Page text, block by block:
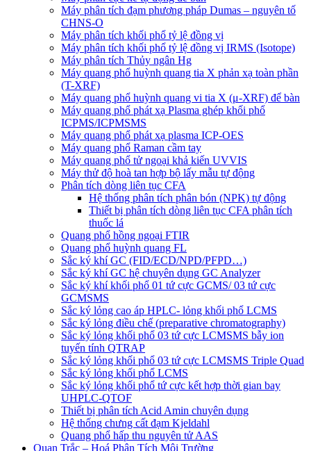
Máy phân tích đạm phương pháp Dumas – nguyên tố
CHNS-O
Máy phân tích khối phổ tỷ lệ đồng vị
Máy phân tích khối phổ tỷ lệ đồng vị IRMS (Isotope)
Máy phân tích Thủy ngân Hg
Máy quang phổ huỳnh quang tia X phản xạ toàn phần
(T-XRF)
Máy quang phổ huỳnh quang vi tia X (μ-XRF) để bàn
Máy quang phổ phát xạ Plasma ghép khối phổ
ICPMS/ICPMSMS
Máy quang phổ phát xạ plasma ICP-OES
Máy quang phổ Raman cầm tay
Máy quang phổ tử ngoại khả kiến UVVIS
Máy thử độ hoà tan hợp bộ lấy mẫu tự động
Phân tích dòng liên tục CFA
Hệ thống phân tích phân bón (NPK) tự động
Thiết bị phân tích dòng liên tục CFA phân tích
thuốc lá
Quang phổ hồng ngoại FTIR
Quang phổ huỳnh quang FL
Sắc ký khí GC (FID/ECD/NPD/PFPD…)
Sắc ký khí GC hệ chuyên dụng GC Analyzer
Sắc ký khí khối phổ 01 tứ cực GCMS/ 03 tứ cực
GCMSMS
Sắc ký lỏng cao áp HPLC- lỏng khối phổ LCMS
Sắc ký lỏng điều chế (preparative chromatography)
Sắc ký lỏng khối phổ 03 tứ cực LCMSMS bẫy ion
tuyến tính QTRAP
Sắc ký lỏng khối phổ 03 tứ cực LCMSMS Triple Quad
Sắc ký lỏng khối phổ LCMS
Sắc ký lỏng khối phổ tứ cực kết hợp thời gian bay
UHPLC-QTOF
Thiết bị phân tích Acid Amin chuyên dụng
Hệ thống chưng cất đạm Kjeldahl
Quang phổ hấp thu nguyên tử AAS
Quan Trắc – Hoá Phân Tích Môi Trường